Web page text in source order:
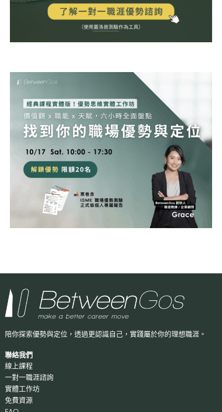
陪你探索優勢與定位，透過更認識自己， 實踐屬於你的理想職涯。
聯絡我們
線上課程
一對一職涯諮詢
實體工作坊
免費資源